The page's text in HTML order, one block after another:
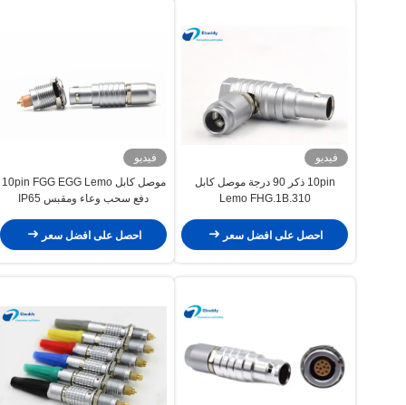
فيديو
10pin ذكر 90 درجة موصل كابل
Lemo FHG.1B.310
احصل على افضل سعر
فيديو
موصل كابل 10pin FGG EGG Lemo
دفع سحب وعاء ومقبس IP65
احصل على افضل سعر